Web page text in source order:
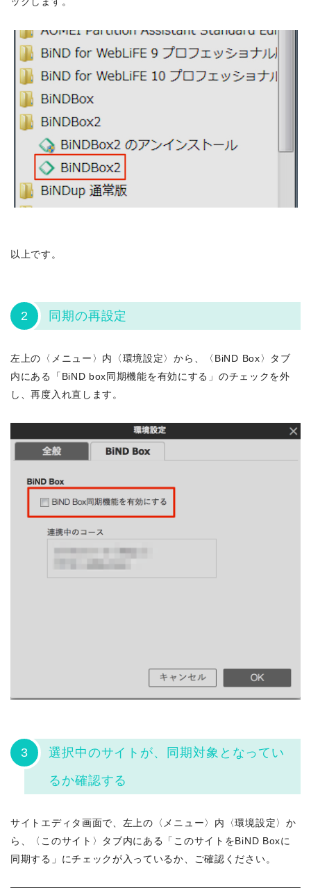
以上です。
2 同期の再設定
左上の〈メニュー〉内〈環境設定〉から、〈BiND Box〉タブ
内にある「BiND box同期機能を有効にする」のチェックを外
し、再度入れ直します。
3
選択中のサイトが、同期対象となってい
るか確認する
サイトエディタ画面で、左上の〈メニュー〉内〈環境設定〉か
ら、〈このサイト〉タブ内にある「このサイトをBiND Boxに
同期する」にチェックが入っているか、ご確認ください。